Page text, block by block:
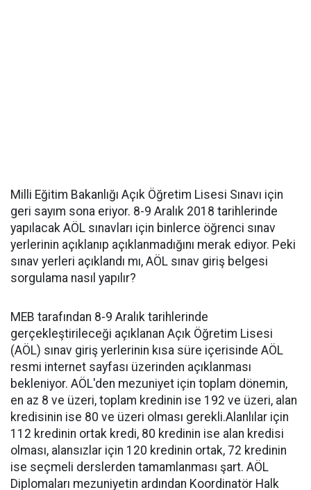
Milli Eğitim Bakanlığı Açık Öğretim Lisesi Sınavı için
geri sayım sona eriyor. 8-9 Aralık 2018 tarihlerinde
yapılacak AÖL sınavları için binlerce öğrenci sınav
yerlerinin açıklanıp açıklanmadığını merak ediyor. Peki
sınav yerleri açıklandı mı, AÖL sınav giriş belgesi
sorgulama nasıl yapılır?
MEB tarafından 8-9 Aralık tarihlerinde
gerçekleştirileceği açıklanan Açık Öğretim Lisesi
(AÖL) sınav giriş yerlerinin kısa süre içerisinde AÖL
resmi internet sayfası üzerinden açıklanması
bekleniyor. AÖL'den mezuniyet için toplam dönemin,
en az 8 ve üzeri, toplam kredinin ise 192 ve üzeri, alan
kredisinin ise 80 ve üzeri olması gerekli.Alanlılar için
112 kredinin ortak kredi, 80 kredinin ise alan kredisi
olması, alansızlar için 120 kredinin ortak, 72 kredinin
ise seçmeli derslerden tamamlanması şart. AÖL
Diplomaları mezuniyetin ardından Koordinatör Halk